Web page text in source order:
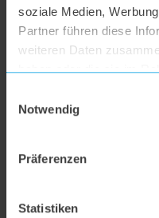
soziale Medien,
Partner führen diese
weiteren Daten
haben oder die sie im
Notwendig
Präferenzen
Statistiken
flipflop Düse